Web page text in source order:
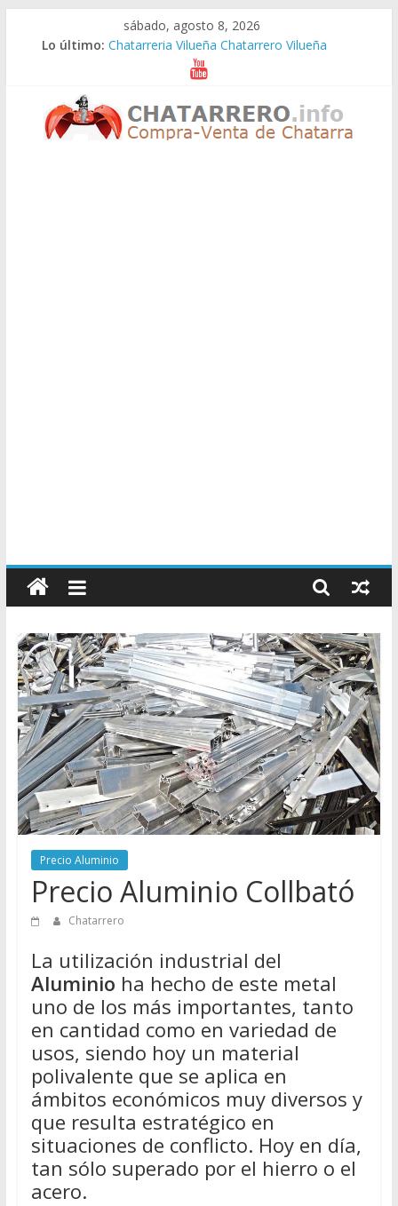
sábado, agosto 8, 2026
Lo último: Chatarreria Vilueña Chatarrero Vilueña
Chatarreria Zuera Chatarrero Zuera
Chatarreria Zaragoza Chatarrero Zaragoza
Chatarreria Zaida Chatarrero Zaida
Chatarreria Vistabella Chatarrero Vistabella
Chatarreros
–
Precio
de
Chatarra
Directorio
de
Chatarreros
para
vender
Chatarra
Precio Aluminio
Precio Aluminio Collbató
Chatarrero
La utilización industrial del
Aluminio ha hecho de este metal
uno de los más importantes, tanto
en cantidad como en variedad de
usos, siendo hoy un material
polivalente que se aplica en
ámbitos económicos muy diversos y
que resulta estratégico en
situaciones de conflicto. Hoy en día,
tan sólo superado por el hierro o el
acero.